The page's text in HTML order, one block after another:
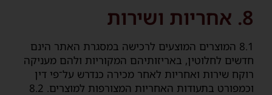
8. אחריות ושירות
8.1 המוצרים המוצעים לרכישה במסגרת האתר הינם
חדשים לחלוטין, באריזותיהם המקוריות ולהם מעניקה
רוקח שירות ואחריות לאחר מכירה כנדרש על־פי דין
וכמפורט בתעודות האחריות המצורפות למוצרים. 8.2